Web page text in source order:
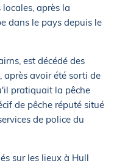
après la
dans le pays depuis le
est décédé des
après avoir été sorti de
pratiquait la pêche
de pêche réputé situé
de police du
sur les lieux à Hull